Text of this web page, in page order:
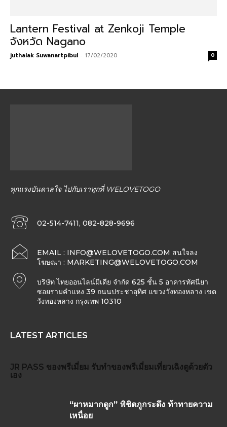
Lantern Festival at Zenkoji Temple
จังหวัด Nagano
juthalak Suwanartpibul - 17/02/2020 0
ทุกแรงบันดาลใจ ไปกับเราทุกที่ WELOVETOGO
02-514-7411, 082-828-9696
EMAIL : INFO@WELOVETOGO.COM สนใจลง
โฆษณา : MARKETING@WELOVETOGO.COM
บริษัท ไทยออนไลน์มีเดีย จำกัด 625 ชั้น 5 อาคารทัศนียา
ซอยรามคำแหง 39 ถนนประชาอุทิศ แขวงวังทองหลาง เขต
วังทองหลาง กรุงเทพ 10310
LATEST ARTICLES
JR PASS ของพรีเมี่ยม รับทำของพรีเมี่ยมเที่ยวเฉิงตูด้วยตัว
เอง
“ผาหมากดูก” พิชิตภูกระดึง ท้าทายความ
เหนื่อย